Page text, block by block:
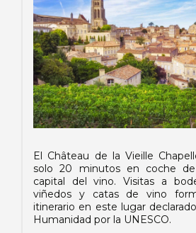
El Château de la Vieille
solo 20 minutos en coche de
capital del vino. Visitas a
viñedos y catas de vino
itinerario en este lugar
Humanidad por la UNESCO.